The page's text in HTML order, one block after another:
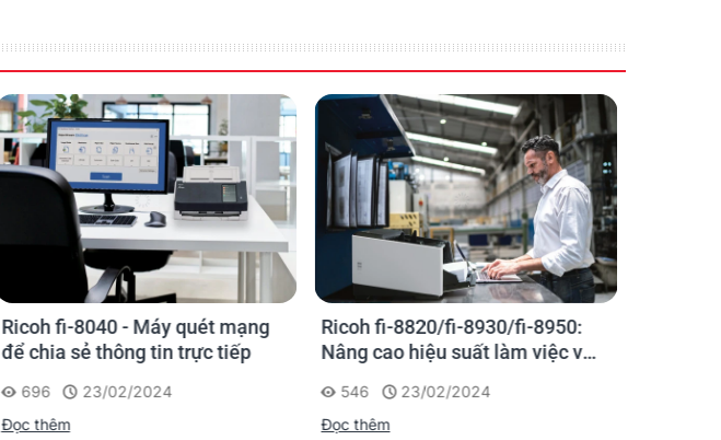
Ricoh fi-8040 - Máy quét mạng
để chia sẻ thông tin trực tiếp
696
23/02/2024
Đọc thêm
Ricoh fi-8820/fi-8930/fi-8950:
Nâng cao hiệu suất làm việc với
đảm nhiệm tác vụ số hóa tập
trung
546
23/02/2024
Đọc thêm